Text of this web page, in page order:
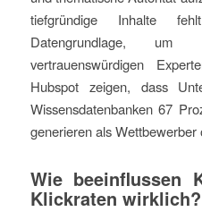
tiefgründige Inhalte
Datengrundlage,
vertrauenswürdigen
Hubspot zeigen, dass
Wissensdatenbanken 67
generieren als
Wie beeinflussen
Klickraten wirklich?